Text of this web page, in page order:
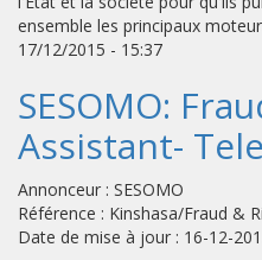
ensemble les principaux
17/12/2015 - 15:37
SESOMO:
Assistant-
Annonceur : SESOMO
Référence : Kinshasa/Fraud &
Date de mise à jour : 16-12-